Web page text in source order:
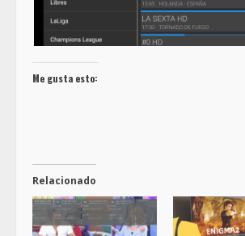
Me gusta esto:
Relacionado